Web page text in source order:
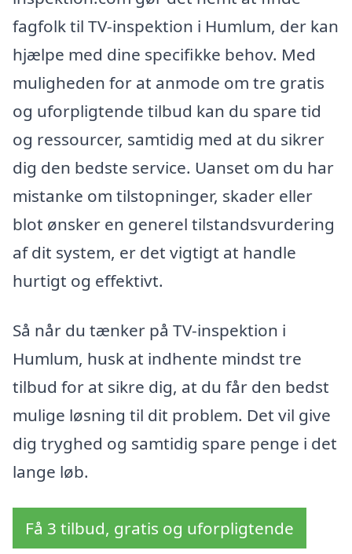
fagfolk til TV-inspektion i Humlum, der kan
hjælpe med dine specifikke behov. Med
muligheden for at anmode om tre gratis
og uforpligtende tilbud kan du spare tid
og ressourcer, samtidig med at du sikrer
dig den bedste service. Uanset om du har
mistanke om tilstopninger, skader eller
blot ønsker en generel tilstandsvurdering
af dit system, er det vigtigt at handle
hurtigt og effektivt.
Så når du tænker på TV-inspektion i
Humlum, husk at indhente mindst tre
tilbud for at sikre dig, at du får den bedst
mulige løsning til dit problem. Det vil give
dig tryghed og samtidig spare penge i det
lange løb.
Få 3 tilbud, gratis og uforpligtende